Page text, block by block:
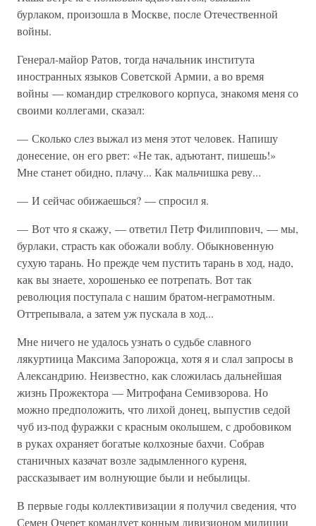
бурлаком, произошла в Москве, после Отечественной
войны.
Генерал-майор Ратов, тогда начальник института
иностранных языков Советской Армии, а во время
войны — командир стрелкового корпуса, знакомя меня со
своими коллегами, сказал:
— Сколько слез выжал из меня этот человек. Напишу
донесение, он его рвет: «Не так, адъютант, пишешь!»
Мне станет обидно, плачу... Как мальчишка реву...
— И сейчас обижаешься? — спросил я.
— Вот что я скажу, — ответил Петр Филиппович, — мы,
бурлаки, страсть как обожали воблу. Обыкновенную
сухую тарань. Но прежде чем пустить тарань в ход, надо,
как вы знаете, хорошенько ее потрепать. Вот так
революция поступала с нашим братом-неграмотным.
Оттрепывала, а затем уж пускала в ход...
Мне ничего не удалось узнать о судьбе славного
лякуртиица Максима Запорожца, хотя я и слал запросы в
Александрию. Неизвестно, как сложилась дальнейшая
жизнь Прожектора — Митрофана Семивзорова. Но
можно предположить, что лихой донец, выпустив седой
чуб из-под фуражки с красным околышем, с дробовиком
в руках охраняет богатые колхозные бахчи. Собрав
станичных казачат возле задымленного куреня,
рассказывает им волнующие были и небылицы.
В первые годы коллективизации я получил сведения, что
Семен Очерет командует конным дивизионом милиции